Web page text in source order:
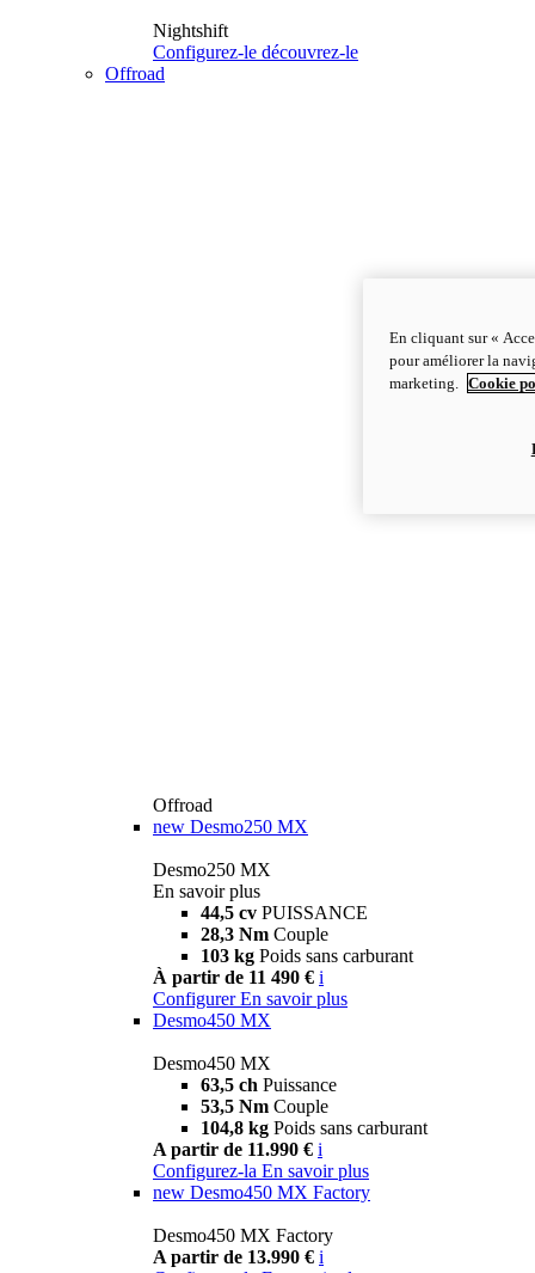
Nightshift
Configurez-le découvrez-le
Offroad
Offroad
new Desmo250 MX
Desmo250 MX
En savoir plus
44,5 cv PUISSANCE
28,3 Nm Couple
103 kg Poids sans carburant
À partir de 11 490 € i
Configurer En savoir plus
Desmo450 MX
Desmo450 MX
63,5 ch Puissance
53,5 Nm Couple
104,8 kg Poids sans carburant
A partir de 11.990 € i
Configurez-la En savoir plus
new Desmo450 MX Factory
Desmo450 MX Factory
A partir de 13.990 € i
En cliquant sur «
pour améliorer la
marketing.
Cookie